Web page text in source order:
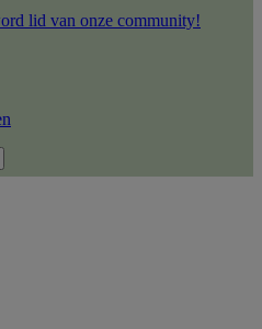
lid van onze community!